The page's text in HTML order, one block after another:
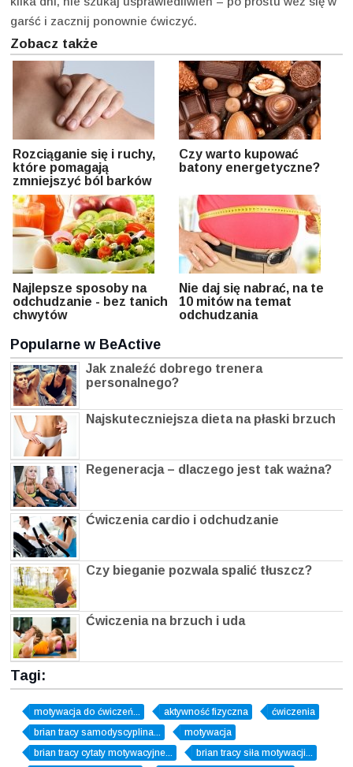
garść i zacznij ponownie ćwiczyć.
Zobacz także
Rozciąganie się i ruchy,
które pomagają
zmniejszyć ból barków
Czy warto kupować
batony energetyczne?
Najlepsze sposoby na
odchudzanie - bez tanich
chwytów
Nie daj się nabrać, na te
10 mitów na temat
odchudzania
Popularne w BeActive
Jak znaleźć dobrego trenera
personalnego?
Najskuteczniejsza dieta na płaski brzuch
Regeneracja – dlaczego jest tak ważna?
Ćwiczenia cardio i odchudzanie
Czy bieganie pozwala spalić tłuszcz?
Ćwiczenia na brzuch i uda
Tagi:
motywacja do ćwiczeń... aktywność fizyczna
ćwiczenia
brian tracy samodyscyplina...
motywacja
brian tracy cytaty motywacyjne...
brian tracy siła motywacji...